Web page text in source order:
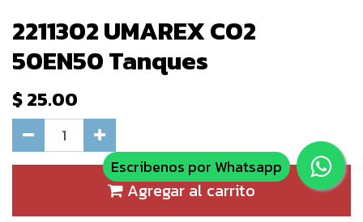
2211302 UMAREX CO2
50EN50 Tanques
$25.00
Agregar al carrito
Escribenos por Whatsapp